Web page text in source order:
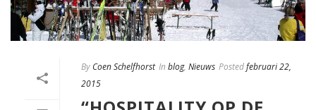
By Coen Schelfhorst In blog, Nieuws Postedfebruari 22,
2015